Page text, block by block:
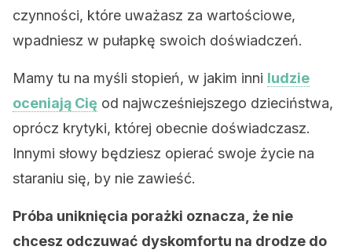
czynności, które uważasz za wartościowe,
wpadniesz w pułapkę swoich doświadczeń.
Mamy tu na myśli stopień, w jakim inni ludzie
oceniają Cię od najwcześniejszego dzieciństwa,
oprócz krytyki, której obecnie doświadczasz.
Innymi słowy będziesz opierać swoje życie na
staraniu się, by nie zawieść.
Próba uniknięcia porażki oznacza, że nie
chcesz odczuwać dyskomfortu na drodze do